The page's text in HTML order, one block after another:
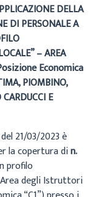
DELLA
DI PERSONALE A
– AREA
Economica
PIOMBINO,
E
21/03/2023 è
la copertura din.
profilo
degli Istruttori